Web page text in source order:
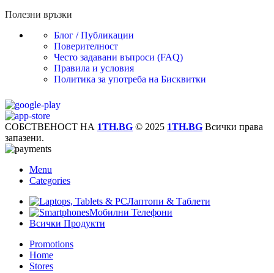
Полезни връзки
Блог / Публикации
Поверителност
Често задавани въпроси (FAQ)
Правила и условия
Политика за употреба на Бисквитки
СОБСТВЕНОСТ НА 1TH.BG © 2025 1TH.BG Всички права
запазени.
Menu
Categories
Лаптопи & Таблети
Мобилни Телефони
Всички Продукти
Promotions
Home
Stores